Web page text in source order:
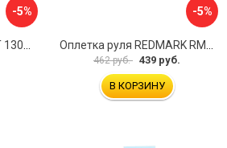
-5%
Оплетка PSV PROTECT 130503
-5%
Оплетка руля REDMARK RM78002
462 руб. 439 руб.
В КОРЗИНУ